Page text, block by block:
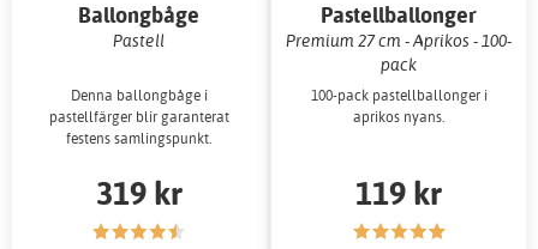
Ballongbåge
Pastell
Denna ballongbåge i
pastellfärger blir garanterat
festens samlingspunkt.
319 kr
Pastellballonger
Premium 27 cm - Aprikos - 100-
pack
100-pack pastellballonger i
aprikos nyans.
119 kr